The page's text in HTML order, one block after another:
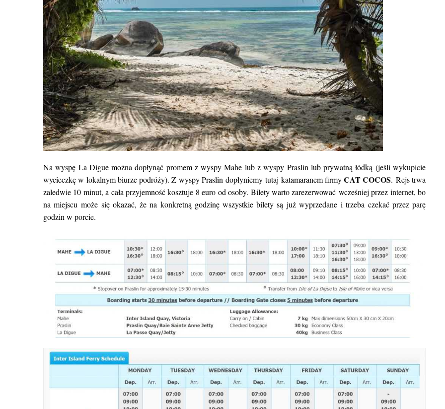
Na wyspę La Digue można dopłynąć promem z wyspy Mahe lub z wyspy Praslin lub prywatną łódką (jeśli wykupicie
wycieczkę w lokalnym biurze podróży). Z wyspy Praslin dopłyniemy tutaj katamaranem firmyCAT COCOS. Rejs trwa
zaledwie 10 minut, a cała przyjemność kosztuje 8 euro od osoby. Bilety warto zarezerwować wcześniej przez internet, bo
na miejscu może się okazać, że na konkretną godzinę wszystkie bilety są już wyprzedane i trzeba czekać przez parę
godzin w porcie.
Kuba. Wycieczka objazdowa: na
rękę vs z biurem podróży. Plan